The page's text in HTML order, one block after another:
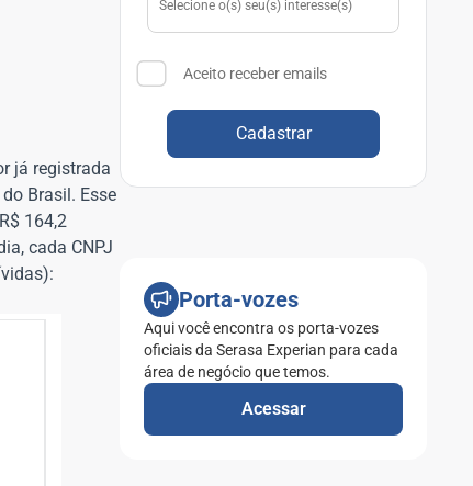
já registrada
Brasil. Esse
164,2
cada CNPJ
Aceito receber emails
Cadastrar
Porta-vozes
Aqui você encontra os porta-vozes
oficiais da Serasa Experian para cada
área de negócio que temos.
Acessar